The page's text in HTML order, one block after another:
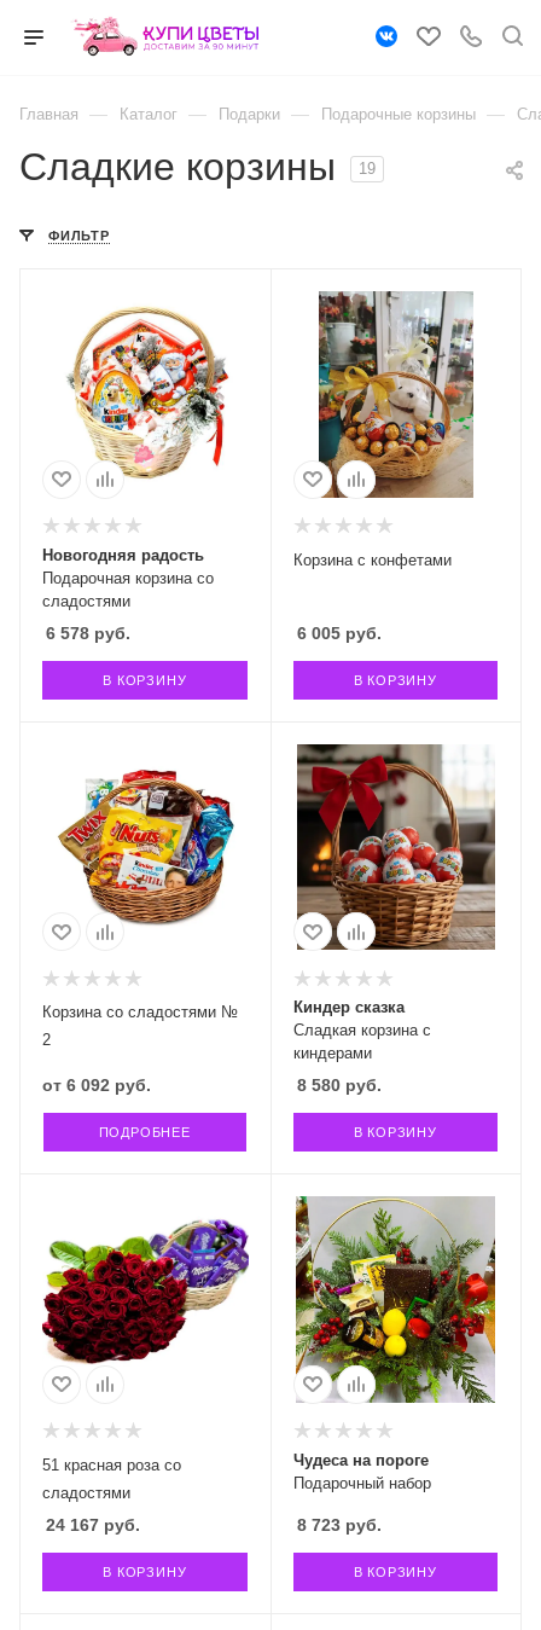
Главная — Каталог — Подарки — Подарочные корзины —
Сладкие корзины 19
ФИЛЬТР
Подарочная корзина со
сладостями
Новогодняя радость
6 578 руб.
В КОРЗИНУ
Корзина с конфетами
6 005руб.
В КОРЗИНУ
Корзина со сладостями №
2
от 6 092 руб.
ПОДРОБНЕЕ
Сладкая корзина с
киндерами
Киндер сказка
8 580руб.
В КОРЗИНУ
51 красная роза со
сладостями
24 167 руб.
В КОРЗИНУ
Подарочный набор
Чудеса на пороге
8 723руб.
В КОРЗИНУ